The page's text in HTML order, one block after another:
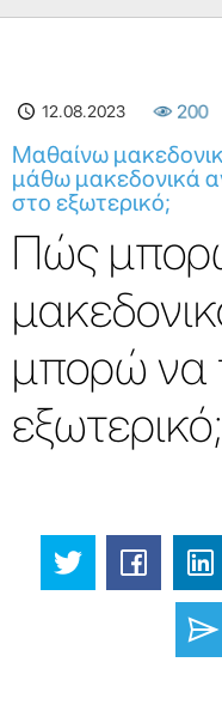
12.08.2023 200
Μαθαίνω
μάθω μακεδονικά
στο εξωτερικό;
Πώς
μπορώ να
εξωτερικό;